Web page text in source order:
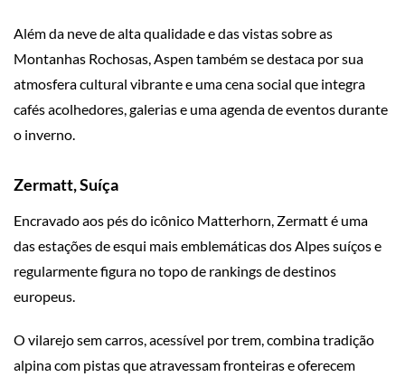
Além da neve de alta qualidade e das vistas sobre as
Montanhas Rochosas, Aspen também se destaca por sua
atmosfera cultural vibrante e uma cena social que integra
cafés acolhedores, galerias e uma agenda de eventos durante
o inverno.
Zermatt, Suíça
Encravado aos pés do icônico Matterhorn, Zermatt é uma
das estações de esqui mais emblemáticas dos Alpes suíços e
regularmente figura no topo de rankings de destinos
europeus.
O vilarejo sem carros, acessível por trem, combina tradição
alpina com pistas que atravessam fronteiras e oferecem